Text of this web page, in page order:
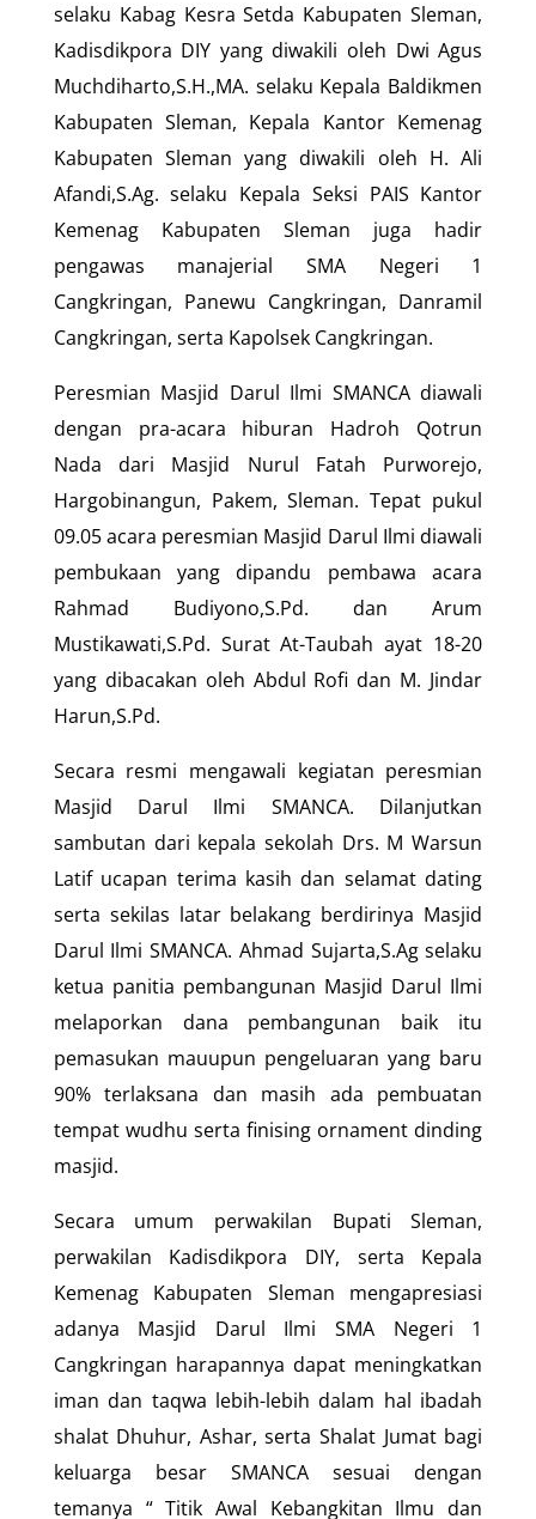
selaku Kabag Kesra Setda Kabupaten Sleman,
Kadisdikpora DIY yang diwakili oleh Dwi Agus
Muchdiharto,S.H.,MA. selaku Kepala Baldikmen
Kabupaten Sleman, Kepala Kantor Kemenag
Kabupaten Sleman yang diwakili oleh H. Ali
Afandi,S.Ag. selaku Kepala Seksi PAIS Kantor
Kemenag Kabupaten Sleman juga hadir
pengawas manajerial SMA Negeri 1
Cangkringan, Panewu Cangkringan, Danramil
Cangkringan, serta Kapolsek Cangkringan.
Peresmian Masjid Darul Ilmi SMANCA diawali
dengan pra-acara hiburan Hadroh Qotrun
Nada dari Masjid Nurul Fatah Purworejo,
Hargobinangun, Pakem, Sleman. Tepat pukul
09.05 acara peresmian Masjid Darul Ilmi diawali
pembukaan yang dipandu pembawa acara
Rahmad Budiyono,S.Pd. dan Arum
Mustikawati,S.Pd. Surat At-Taubah ayat 18-20
yang dibacakan oleh Abdul Rofi dan M. Jindar
Harun,S.Pd.
Secara resmi mengawali kegiatan peresmian
Masjid Darul Ilmi SMANCA. Dilanjutkan
sambutan dari kepala sekolah Drs. M Warsun
Latif ucapan terima kasih dan selamat dating
serta sekilas latar belakang berdirinya Masjid
Darul Ilmi SMANCA. Ahmad Sujarta,S.Ag selaku
ketua panitia pembangunan Masjid Darul Ilmi
melaporkan dana pembangunan baik itu
pemasukan mauupun pengeluaran yang baru
90% terlaksana dan masih ada pembuatan
tempat wudhu serta finising ornament dinding
masjid.
Secara umum perwakilan Bupati Sleman,
perwakilan Kadisdikpora DIY, serta Kepala
Kemenag Kabupaten Sleman mengapresiasi
adanya Masjid Darul Ilmi SMA Negeri 1
Cangkringan harapannya dapat meningkatkan
iman dan taqwa lebih-lebih dalam hal ibadah
shalat Dhuhur, Ashar, serta Shalat Jumat bagi
keluarga besar SMANCA sesuai dengan
temanya “ Titik Awal Kebangkitan Ilmu dan